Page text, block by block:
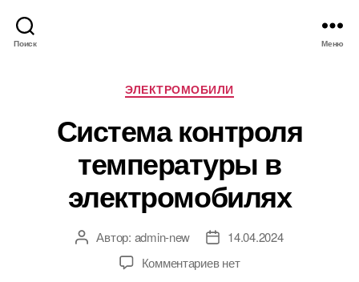
Поиск Меню
Р
у
б
р
и
к
и
ЭЛЕКТРОМОБИЛИ
Система контроля
температуры в
электромобилях
А Автор: admin-new
Д
т
14.04.2024
Комментариевк
нет